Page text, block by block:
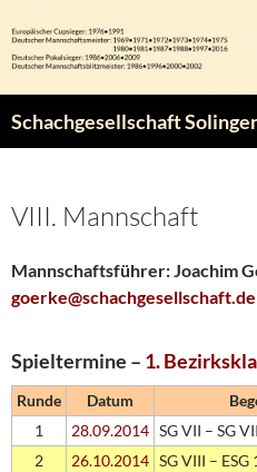
Inhalt
springen
Schachgesellschaft
VIII. Mannschaft
Mannschaftsführer:Joachim
goerke@schachgesellschaft.de
Spieltermine – 1.
Runde Datum
1
28.09.2014 SG VII – SG
2
26.10.2014 SG VIII – ESG